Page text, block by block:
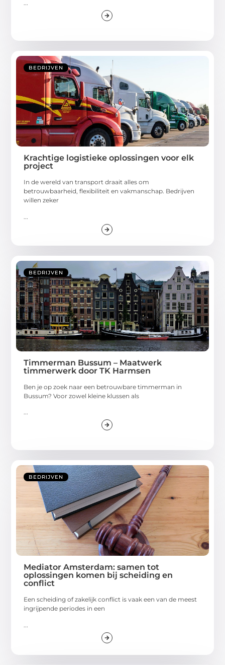
...
BEDRIJVEN
Krachtige logistieke oplossingen voor elk
project
In de wereld van transport draait alles om
betrouwbaarheid, flexibiliteit en vakmanschap. Bedrijven
willen zeker
BEDRIJVEN
Timmerman Bussum – Maatwerk
timmerwerk door TK Harmsen
Ben je op zoek naar een betrouwbare timmerman in
Bussum? Voor zowel kleine klussen als
...
BEDRIJVEN
Mediator Amsterdam: samen tot
oplossingen komen bij scheiding en
conflict
Een scheiding of zakelijk conflict is vaak een van de meest
ingrijpende periodes in een